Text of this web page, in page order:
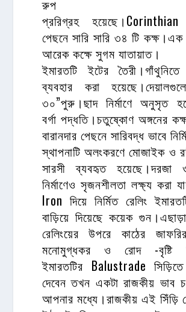
রুপ
প্ররিগ্রহ
পেছনে সারি সারি ৩৪ টি
আরেক কক্ষে সুগম যাতায়াত।
ইমারতটি ইটের
ব্যবহার করা
৩০”পুরু।ছাদ নির্মাণে অনুসৃত
বর্গা পদ্ধতি।চতুষ্কোণ অঙ্গনের
বারানদার পেছনে সারিবদ্ধ ভাবে
স্থাপনাটি অলংকরণে মোজাইক ও
সারসী ব্যবহৃত হয়েছে।দরজা
নির্মাণেও সৃজনশীলতা লক্ষ্য করা
Iron দিয়ে নির্মিত রেলিং
বাড়িয়ে দিয়েছে কয়েক গুন।এছাড়া
রেলিংয়ের উপরে কাঠের
মনোমুগ্ধকর ও রোদ -বৃষ্টি
ইমারতটির Balustrade
দেবেন তখন একটা রাজকীয় ভাব
আপনার মধ্যে।রাজকীয় এই সিঁড়ি